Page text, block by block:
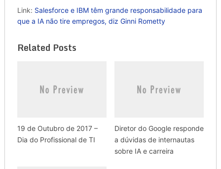
Link: Salesforce e IBM têm grande responsabilidade para
que a IA não tire empregos, diz Ginni Rometty
Related Posts
19 de Outubro de 2017 –
Dia do Profissional de TI
Diretor do Google responde
a dúvidas de internautas
sobre IA e carreira